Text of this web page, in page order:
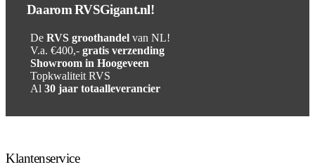
Daarom RVSGigant.nl!
De RVS groothandel van NL!
V.a. €400,- gratis verzending
Showroom in Hoogeveen
Topkwaliteit RVS
Al 30 jaar totaalleverancier
Klantenservice